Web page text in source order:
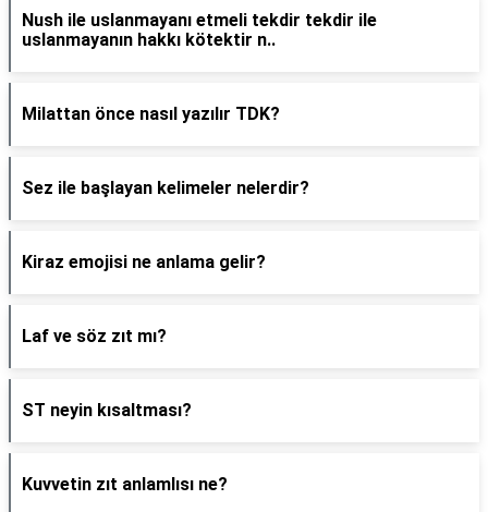
Nush ile uslanmayanı etmeli tekdir tekdir ile
uslanmayanın hakkı kötektir n..
Milattan önce nasıl yazılır TDK?
Sez ile başlayan kelimeler nelerdir?
Kiraz emojisi ne anlama gelir?
Laf ve söz zıt mı?
ST neyin kısaltması?
Kuvvetin zıt anlamlısı ne?